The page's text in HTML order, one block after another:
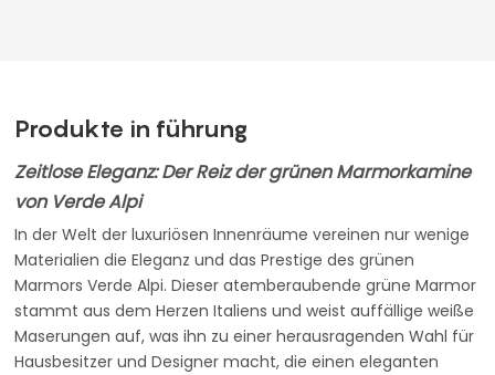
Produkte in führung
Zeitlose Eleganz: Der Reiz der grünen Marmorkamine
von Verde Alpi
In der Welt der luxuriösen Innenräume vereinen nur wenige
Materialien die Eleganz und das Prestige des grünen
Marmors Verde Alpi. Dieser atemberaubende grüne Marmor
stammt aus dem Herzen Italiens und weist auffällige weiße
Maserungen auf, was ihn zu einer herausragenden Wahl für
Hausbesitzer und Designer macht, die einen eleganten